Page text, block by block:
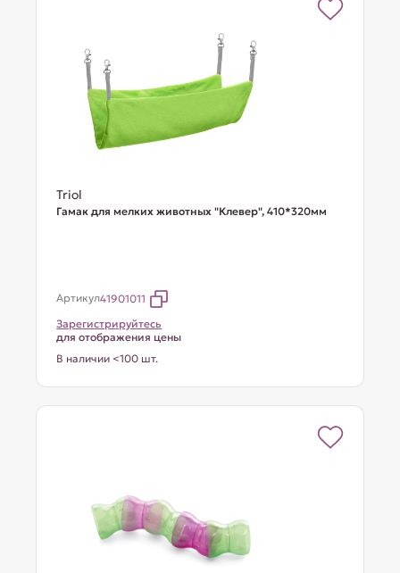
Triol
Гамак для мелких животных "Клевер", 410*320мм
Артикул41901011
Зарегистрируйтесь
для отображения цены
В наличии <100 шт.